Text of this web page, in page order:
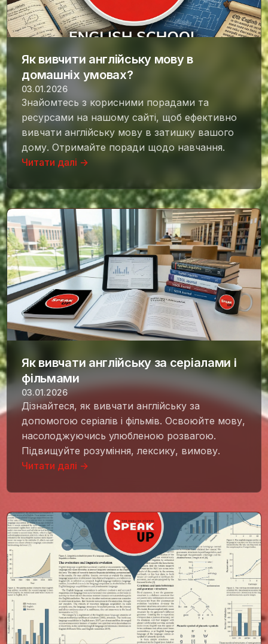
Як вивчити англійську мову в
домашніх умовах?
03.01.2026
Знайомтесь з корисними порадами та
ресурсами на нашому сайті, щоб ефективно
вивчати англійську мову в затишку вашого
дому. Отримайте поради щодо навчання.
Читати далі →
Як вивчати англійську за серіалами i
фільмами
03.01.2026
Дізнайтеся, як вивчати англійську за
допомогою серіалів і фільмів. Освоюйте мову,
насолоджуючись улюбленою розвагою.
Підвищуйте розуміння, лексику, вимову.
Читати далі →